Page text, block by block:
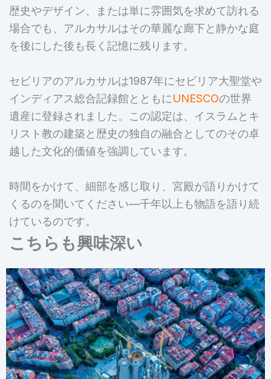
歴史やデザイン、または単に雰囲気を求めて訪れる
場合でも、アルカサルはその華麗な廊下と静かな庭
を後にした後も長く記憶に残ります。
セビリアのアルカサルは1987年にセビリア大聖堂や
インディアス総合記録館とともにUNESCOの世界
遺産に登録されました。この認定は、イスラムとキ
リスト教の建築と歴史の独自の融合としてのその卓
越した文化的価値を強調しています。
時間をかけて、細部を感じ取り、宮殿が語りかけて
くるのを聞いてください—千年以上も物語を語り続
けているのです。
こちらも興味深い